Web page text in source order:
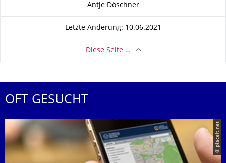
Antje Döschner
Letzte Änderung: 10.06.2021
Diese Seite …
OFT GESUCHT
© placeit.net